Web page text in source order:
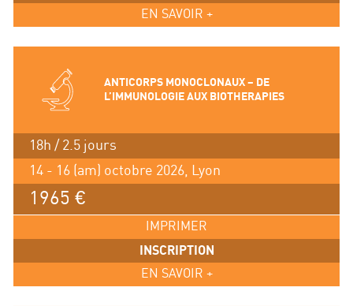
EN SAVOIR +
ANTICORPS MONOCLONAUX – DE
L’IMMUNOLOGIE AUX BIOTHERAPIES
18h / 2.5 jours
14 - 16 (am) octobre 2026, Lyon
1965 €
IMPRIMER
INSCRIPTION
EN SAVOIR +